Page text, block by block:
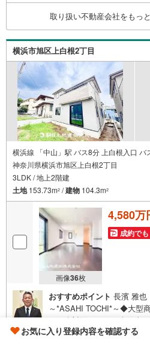
止めて私達は様々なご要望
イルス予防対策実施中】〇
菌を設置しております〇接
常より広くお取りします〇
菌シート等を常備しており
リッパ・使い捨て手袋をご用
取り扱い不動産会社をもっ
横浜市旭区上白根2丁目
横浜線 「中山」駅 バス8分 上白根入口 バ
神奈川県横浜市旭区上白根2丁目
3LDK / 地上2階建
土地153.73m2 /建物 104.3m2
画像36枚
4,580万
成約で
おすすめポイント 長濱 雅也
～*ASAHI TOCHI*～◆大型
ます◇対面キッチン◆陽当
お気に入り登録内容を確認する